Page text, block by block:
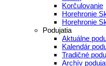
Korčulovanie
Horehronie
Horehronie
Podujatia
Aktuálne
Kalendár
Tradičné
Archív